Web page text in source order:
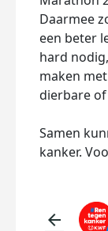
Daarmee
een beter
hard
maken
dierbare
Samen
kanker.
arrow_back